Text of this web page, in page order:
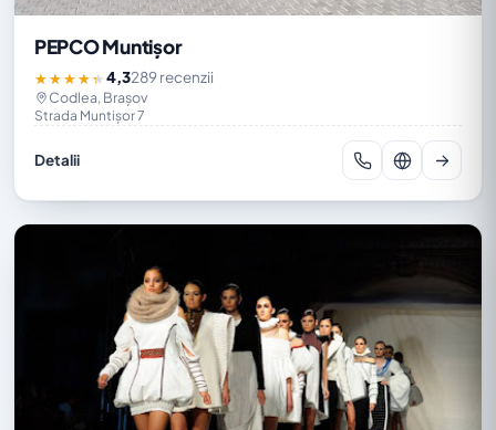
PEPCO Muntișor
★★★★★4,3289 recenzii
Codlea, Brașov
Strada Muntișor 7
Detalii